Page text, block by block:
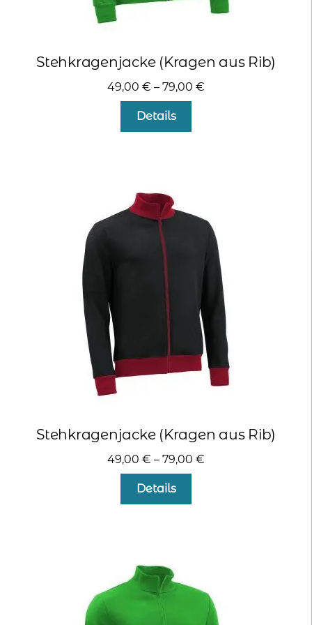
Stehkragenjacke (Kragen aus Rib)
49,00 € – 79,00 €
Details
Optionen
können
auf
der
Produktseite
gewählt
werden
Stehkragenjacke (Kragen aus Rib)
49,00 € – 79,00 €
Details
Optionen
können